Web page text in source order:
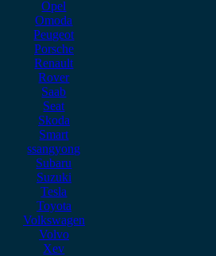
Opel
Omoda
Peugeot
Porsche
Renault
Rover
Saab
Seat
Skoda
Smart
ssangyong
Subaru
Suzuki
Tesla
Toyota
Volkswagen
Volvo
Xev